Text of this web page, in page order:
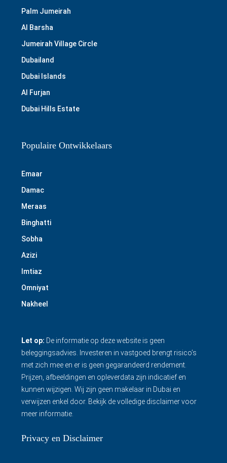
Palm Jumeirah
Al Barsha
Jumeirah Village Circle
Dubailand
Dubai Islands
Al Furjan
Dubai Hills Estate
Populaire Ontwikkelaars
Emaar
Damac
Meraas
Binghatti
Sobha
Azizi
Imtiaz
Omniyat
Nakheel
Let op: De informatie op deze website is geen
beleggingsadvies. Investeren in vastgoed brengt risico’s
met zich mee en er is geen gegarandeerd rendement.
Prijzen, afbeeldingen en opleverdata zijn indicatief en
kunnen wijzigen. Wij zijn geen makelaar in Dubai en
verwijzen enkel door. Bekijk de volledige disclaimervoor
meer informatie.
Privacy en Disclaimer